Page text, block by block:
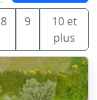
8 9
10 et
plus